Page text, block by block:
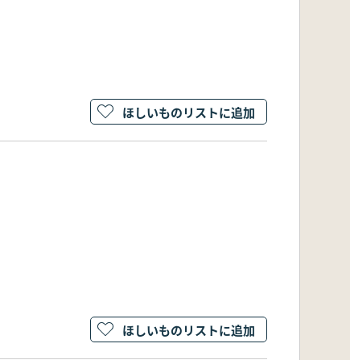
ほしいものリストに追加
ほしいものリストに追加